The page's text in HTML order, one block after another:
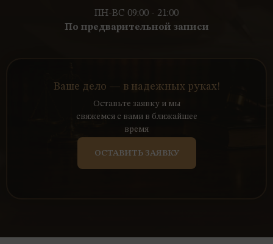
ПН-ВС 09:00 - 21:00
По предварительной записи
Ваше дело — в надежных руках!
Оставьте заявку и мы
свяжемся с вами в ближайшее
время
ОСТАВИТЬ ЗАЯВКУ